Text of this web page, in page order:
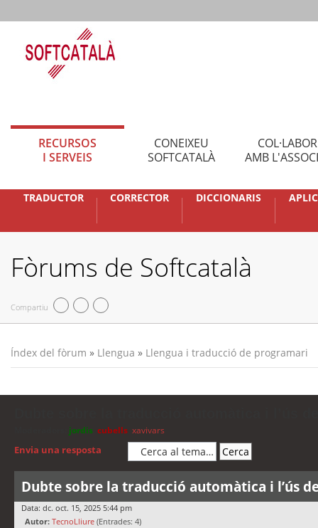
RECURSOS
I SERVEIS
CONEIXEU
SOFTCATALÀ
AMB
TRADUCTOR CORRECTOR DICCIONARIS
Fòrums de Softcatalà
Compartiu
Índex del fòrum » Llengua » Llengua i traducció de programari
jordis cubells xavivars
Envia una resposta
Dubte sobre la traducció automàtica i l’ús
Data: dc. oct. 15, 2025 5:44 pm
Autor: TecnoLliure (Entrades: 4)